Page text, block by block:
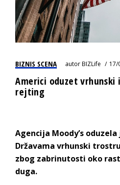
BIZNIS SCENA autorBIZLife 17/
Americi oduzet vrhunski
rejting
Agencija Moody’s
Državama vrhunski
zbog zabrinutosti oko
duga.